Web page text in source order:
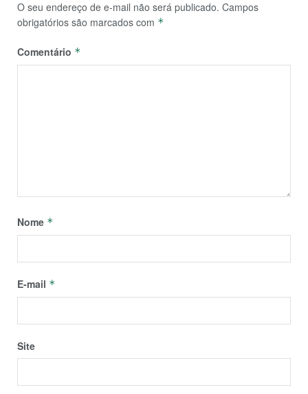
O seu endereço de e-mail não será publicado. Campos
obrigatórios são marcados com *
Comentário *
Nome *
E-mail *
Site